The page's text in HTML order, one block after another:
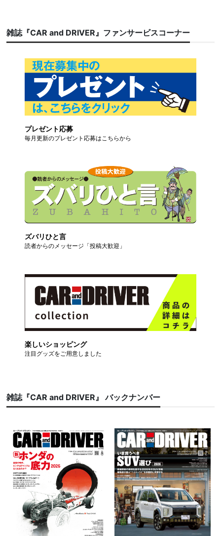
雑誌『CAR and DRIVER』ファンサービスコーナー
プレゼント応募
毎月更新のプレゼント応募はこちらから
ズバリひと言
読者からのメッセージ「投稿大歓迎」
楽しいショッピング
注目グッズをご用意しました
雑誌『CAR and DRIVER』 バックナンバー